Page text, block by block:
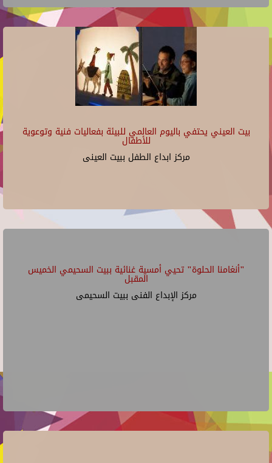
بيت العيني يحتفي باليوم العالمي للبيئة بفعاليات فنية وتوعوية
للأطفال
مركز ابداع الطفل ببيت العينى
"أنغامنا الحلوة" تحيي أمسية غنائية ببيت السحيمي الخميس
المقبل
مركز الإبداع الفنى ببيت السحيمى